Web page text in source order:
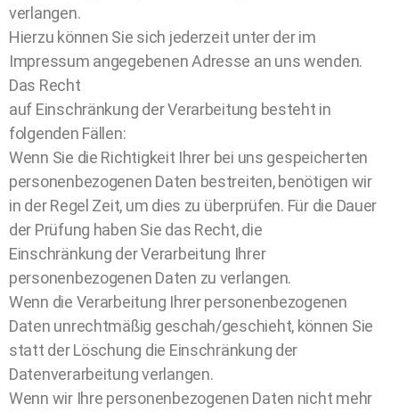
verlangen.
Hierzu können Sie sich jederzeit unter der im
Impressum angegebenen Adresse an uns wenden.
Das Recht
auf Einschränkung der Verarbeitung besteht in
folgenden Fällen:
Wenn Sie die Richtigkeit Ihrer bei uns gespeicherten
personenbezogenen Daten bestreiten, benötigen wir
in der Regel Zeit, um dies zu überprüfen. Für die Dauer
der Prüfung haben Sie das Recht, die
Einschränkung der Verarbeitung Ihrer
personenbezogenen Daten zu verlangen.
Wenn die Verarbeitung Ihrer personenbezogenen
Daten unrechtmäßig geschah/geschieht, können Sie
statt der Löschung die Einschränkung der
Datenverarbeitung verlangen.
Wenn wir Ihre personenbezogenen Daten nicht mehr